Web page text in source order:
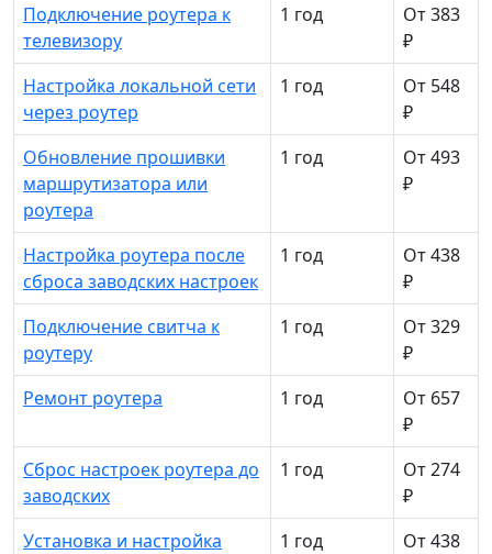
Подключение роутера к
телевизору
1 год
От 383
₽
Настройка локальной сети
через роутер
1 год
От 548
₽
Обновление прошивки
маршрутизатора или
роутера
1 год
От 493
₽
Настройка роутера после
сброса заводских настроек
1 год
От 438
₽
Подключение свитча к
роутеру
1 год
От 329
₽
Ремонт роутера
1 год
От 657
₽
Сброс настроек роутера до
заводских
1 год
От 274
₽
Установка и настройка
1 год
От 438